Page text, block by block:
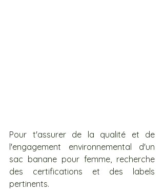
Pour t'assurer de la qualité et de
l'engagement environnemental d'un
sac banane pour femme, recherche
des certifications et des labels
pertinents.